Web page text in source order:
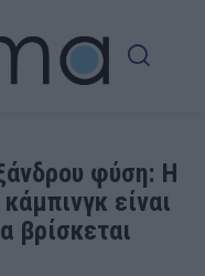
φύση: Η
είναι
βρίσκεται